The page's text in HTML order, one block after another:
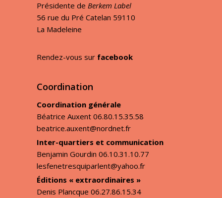
Présidente de Berkem Label
56 rue du Pré Catelan 59110
La Madeleine
Rendez-vous sur facebook
Coordination
Coordination générale
Béatrice Auxent 06.80.15.35.58
beatrice.auxent@nordnet.fr
Inter-quartiers et communication
Benjamin Gourdin 06.10.31.10.77
lesfenetresquiparlent@yahoo.fr
Éditions « extraordinaires »
Denis Plancque 06.27.86.15.34